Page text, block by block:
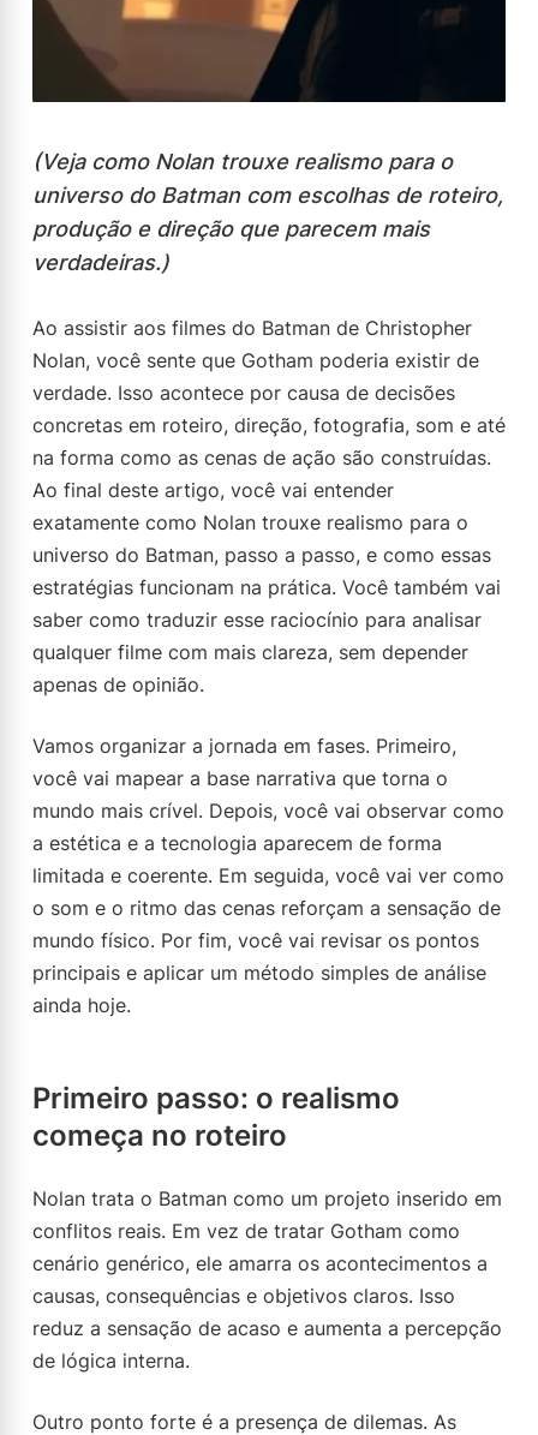
(Veja como Nolan trouxe realismo para o
universo do Batman com escolhas de roteiro,
produção e direção que parecem mais
verdadeiras.)
Ao assistir aos filmes do Batman de Christopher
Nolan, você sente que Gotham poderia existir de
verdade. Isso acontece por causa de decisões
concretas em roteiro, direção, fotografia, som e até
na forma como as cenas de ação são construídas.
Ao final deste artigo, você vai entender
exatamente como Nolan trouxe realismo para o
universo do Batman, passo a passo, e como essas
estratégias funcionam na prática. Você também vai
saber como traduzir esse raciocínio para analisar
qualquer filme com mais clareza, sem depender
apenas de opinião.
Vamos organizar a jornada em fases. Primeiro,
você vai mapear a base narrativa que torna o
mundo mais crível. Depois, você vai observar como
a estética e a tecnologia aparecem de forma
limitada e coerente. Em seguida, você vai ver como
o som e o ritmo das cenas reforçam a sensação de
mundo físico. Por fim, você vai revisar os pontos
principais e aplicar um método simples de análise
ainda hoje.
Primeiro passo: o realismo
começa no roteiro
Nolan trata o Batman como um projeto inserido em
conflitos reais. Em vez de tratar Gotham como
cenário genérico, ele amarra os acontecimentos a
causas, consequências e objetivos claros. Isso
reduz a sensação de acaso e aumenta a percepção
de lógica interna.
Outro ponto forte é a presença de dilemas. As